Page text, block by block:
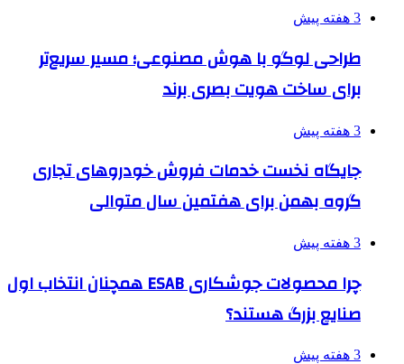
3 هفته پیش
طراحی لوگو با هوش مصنوعی؛ مسیر سریع‌تر
برای ساخت هویت بصری برند
3 هفته پیش
جایگاه نخست خدمات فروش خودروهای تجاری
گروه بهمن برای هفتمین سال متوالی
3 هفته پیش
چرا محصولات جوشکاری ESAB همچنان انتخاب اول
صنایع بزرگ هستند؟
3 هفته پیش